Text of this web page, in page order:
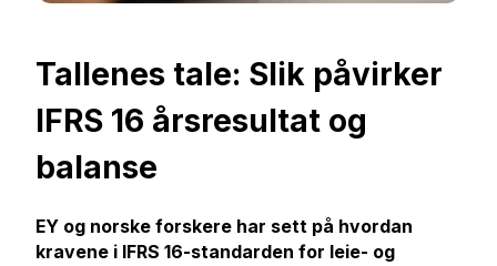
Tallenes tale: Slik påvirker
IFRS 16 årsresultat og
balanse
EY og norske forskere har sett på hvordan
kravene i IFRS 16-standarden for leie- og